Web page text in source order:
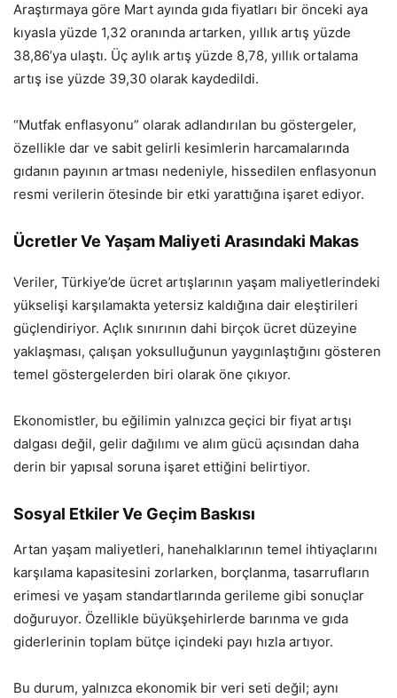
Araştırmaya göre Mart ayında gıda fiyatları bir önceki aya
kıyasla yüzde 1,32 oranında artarken, yıllık artış yüzde
38,86’ya ulaştı. Üç aylık artış yüzde 8,78, yıllık ortalama
artış ise yüzde 39,30 olarak kaydedildi.
“Mutfak enflasyonu” olarak adlandırılan bu göstergeler,
özellikle dar ve sabit gelirli kesimlerin harcamalarında
gıdanın payının artması nedeniyle, hissedilen enflasyonun
resmi verilerin ötesinde bir etki yarattığına işaret ediyor.
Ücretler Ve Yaşam Maliyeti Arasındaki Makas
Veriler, Türkiye’de ücret artışlarının yaşam maliyetlerindeki
yükselişi karşılamakta yetersiz kaldığına dair eleştirileri
güçlendiriyor. Açlık sınırının dahi birçok ücret düzeyine
yaklaşması, çalışan yoksulluğunun yaygınlaştığını gösteren
temel göstergelerden biri olarak öne çıkıyor.
Ekonomistler, bu eğilimin yalnızca geçici bir fiyat artışı
dalgası değil, gelir dağılımı ve alım gücü açısından daha
derin bir yapısal soruna işaret ettiğini belirtiyor.
Sosyal Etkiler Ve Geçim Baskısı
Artan yaşam maliyetleri, hanehalklarının temel ihtiyaçlarını
karşılama kapasitesini zorlarken, borçlanma, tasarrufların
erimesi ve yaşam standartlarında gerileme gibi sonuçlar
doğuruyor. Özellikle büyükşehirlerde barınma ve gıda
giderlerinin toplam bütçe içindeki payı hızla artıyor.
Bu durum, yalnızca ekonomik bir veri seti değil; aynı